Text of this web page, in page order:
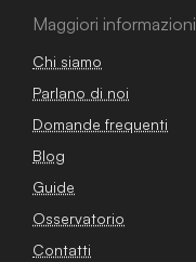
Maggiori informazioni
Chi siamo
Parlano di noi
Domande frequenti
Blog
Guide
Osservatorio
Contatti